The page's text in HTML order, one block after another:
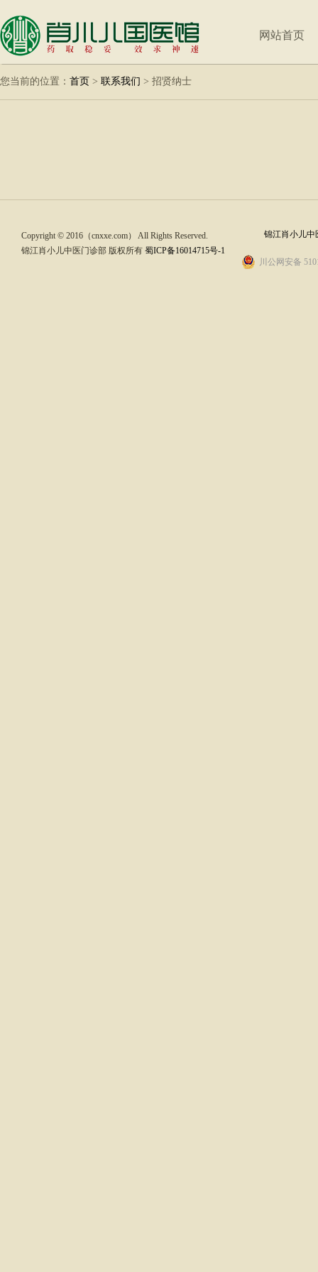
网站首页
您当前的位置： 首页 > 联系我们 > 招贤纳士
Copyright © 2016（cnxxe.com） All Rights Reserved.
锦江肖小儿中医门诊部 版权所有 蜀ICP备16014715号-1
锦江肖小儿
川公网安备